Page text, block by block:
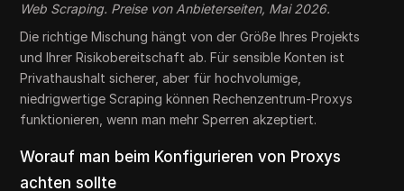
Web Scraping. Preise von Anbieterseiten, Mai 2026.
Die richtige Mischung hängt von der Größe Ihres Projekts
und Ihrer Risikobereitschaft ab. Für sensible Konten ist
Privathaushalt sicherer, aber für hochvolumige,
niedrigwertige Scraping können Rechenzentrum-Proxys
funktionieren, wenn man mehr Sperren akzeptiert.
Worauf man beim Konfigurieren von Proxys
achten sollte